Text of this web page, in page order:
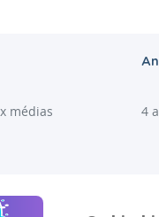
médias 4